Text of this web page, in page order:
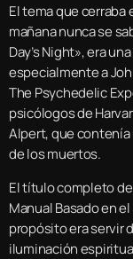
El tema que cerraba
mañana nunca se
Day’s Night», era
especialmente a
The Psychedelic
psicólogos de
Alpert, que
de los muertos.
El título completo
Manual Basado en
propósito era servir
iluminación